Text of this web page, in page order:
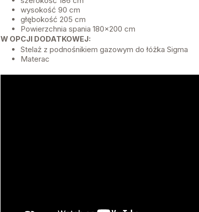
wysokość 90 cm
głębokość 205 cm
Powierzchnia spania 180x200 cm
W OPCJI DODATKOWEJ:
Stelaż z podnośnikiem gazowym do łóżka Sigma
Materac